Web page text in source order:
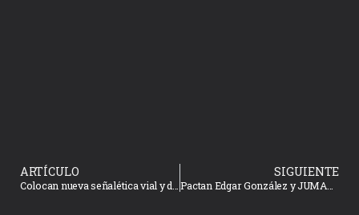
ARTÍCULO SIGUIENTE
Pactan Edgar González y JUMAPAM obras con usuarios de Villa Unión